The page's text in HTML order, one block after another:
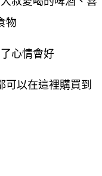
物
心情會好
可以在這裡購買到